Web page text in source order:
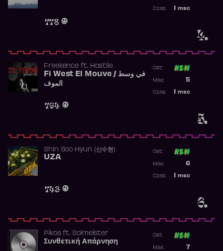
4.
778
msc
Czas:
5.
Freekence ft. Hostile
Fi West El Mouve / في وسط
الموف
764
Ost:
5
Max:
msc
Czas:
6.
Shin Soo Hyun (신수현)
UZA
743
Ost:
6
Max:
msc
Czas:
Pikosft. Solmeister
Συνθετική Απάρνηση
Ost:
7
Max: